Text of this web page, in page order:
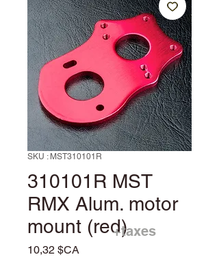
SKU : MST310101R
310101R MST
RMX Alum. motor
mount (red)
10,32 $CA
+taxes